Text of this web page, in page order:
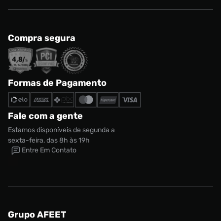
Compra segura
Formas de Pagamento
Fale com a gente
Estamos disponíveis de segunda a
sexta-feira, das 8h às 19h
Entre Em Contato
Grupo AFEET